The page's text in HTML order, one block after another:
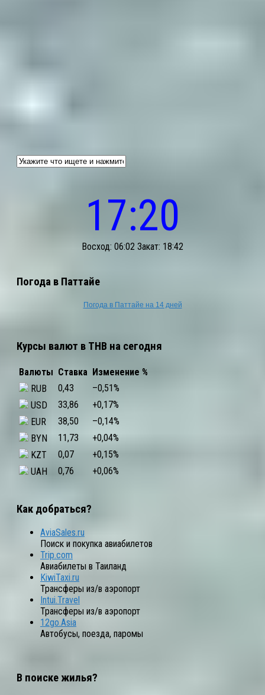
17:20
Восход: 06:02 Закат: 18:42
Погода в Паттайе
Погода в Паттайе на 14 дней
Курсы валют в THB на сегодня
Валюты Ставка Изменение %
RUB
0,43 –0,51%
USD
33,86 +0,17%
EUR
38,50 –0,14%
BYN
11,73 +0,04%
KZT
0,07 +0,15%
UAH
0,76 +0,06%
Как добраться?
AviaSales.ru
Поиск и покупка авиабилетов
Trip.com
Авиабилеты в Таиланд
KiwiTaxi.ru
Трансферы из/в аэропорт
Intui.Travel
Трансферы из/в аэропорт
12go.Asia
Автобусы, поезда, паромы
В поиске жилья?